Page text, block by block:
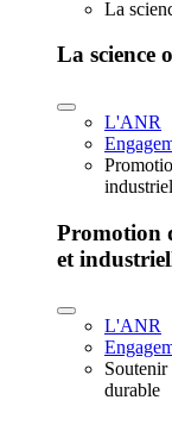
La
La science
L'ANR
Promotion
et
L'ANR
Soutenir
durable